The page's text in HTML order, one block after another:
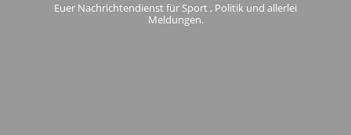
Euer Nachrichtendienst für Sport , Politik und allerlei
Meldungen.